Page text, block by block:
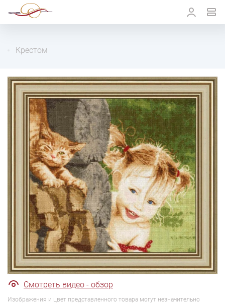
Крестом
1/6
Смотреть видео - обзор
Изображения и цвет представленного товара могут незначительно